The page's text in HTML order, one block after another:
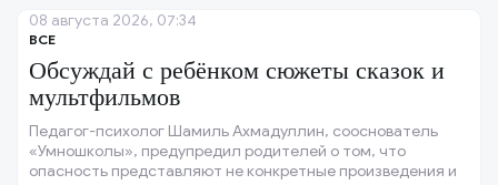
ВСЕ
Обсуждай с ребёнком сюжеты сказок и
мультфильмов
Педагог-психолог Шамиль Ахмадуллин, сооснователь
«Умношколы», предупредил родителей о том, что
опасность представляют не конкретные произведения и
08 августа 2026, 07:34